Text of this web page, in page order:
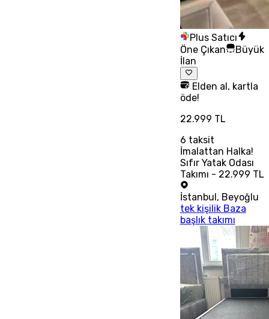
Plus Satıcı
Öne Çıkan
Büyük
İlan
Elden al, kartla
öde!
22.999 TL
6 taksit
İmalattan Halka!
Sıfır Yatak Odası
Takımı - 22.999 TL
İstanbul, Beyoğlu
tek kişilik Baza
başlık takımı